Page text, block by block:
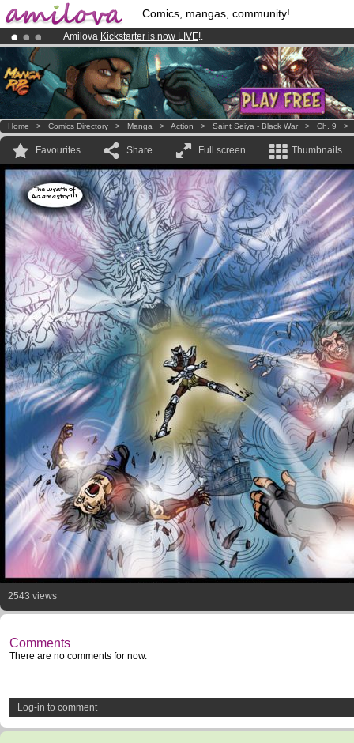
Comics, mangas, community!
Amilova Kickstarter is now LIVE!.
Already 100000membersand 1000comics & mangas!.
Premium membership from3.95 euros per month !Get membership
Home > Comics Directory > Manga > Action > Saint Seiya - Black War > Ch. 9
Favourites Share Full screen Thumbnails
The wrath of
Adamastor !!!
2543 views
Comments
There are no comments for now.
Log-in to comment